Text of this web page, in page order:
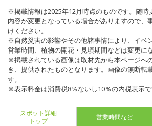
※掲載情報は2025年12月時点のものです。随時
内容が変更となっている場合がありますので、
けください。
※自然災害の影響やその他諸事情により、イベ
営業時間、植物の開花・見頃期間などは変更に
※掲載されている画像は取材先から本ページへ
き、提供されたものとなります。画像の無断転
す。
※表示料金は消費税8％ないし10％の内税表示で
スポット詳細
トップ
営業時間など